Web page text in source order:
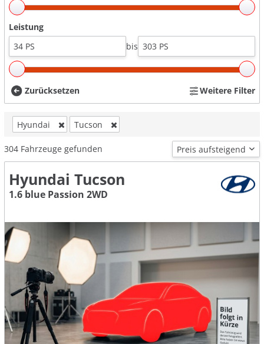
Leistung
bis
Zurücksetzen Weitere Filter
Hyundai Tucson
304 Fahrzeuge gefunden
Hyundai Tucson
1.6 blue Passion 2WD